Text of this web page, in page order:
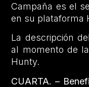
Campaña es el
en su plataforma
La descripción
al momento de
Hunty.
CUARTA. –